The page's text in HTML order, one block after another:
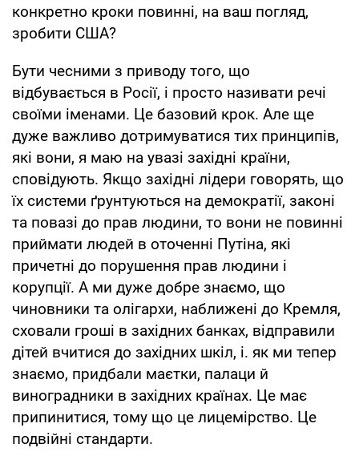
конкретно кроки повинні, на ваш погляд,
зробити США?
Бути чесними з приводу того, що
відбувається в Росії, і просто називати речі
своїми іменами. Це базовий крок. Але ще
дуже важливо дотримуватися тих принципів,
які вони, я маю на увазі західні країни,
сповідують. Якщо західні лідери говорять, що
їх системи ґрунтуються на демократії, законі
та повазі до прав людини, то вони не повинні
приймати людей в оточенні Путіна, які
причетні до порушення прав людини і
корупції. А ми дуже добре знаємо, що
чиновники та олігархи, наближені до Кремля,
сховали гроші в західних банках, відправили
дітей вчитися до західних шкіл, і. як ми тепер
знаємо, придбали маєтки, палаци й
виноградники в західних країнах. Це має
припинитися, тому що це лицемірство. Це
подвійні стандарти.